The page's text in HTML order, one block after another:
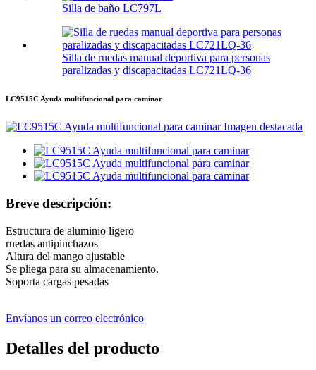
Silla de baño LC797L
Silla de ruedas manual deportiva para personas
paralizadas y discapacitadas LC721LQ-36
LC9515C Ayuda multifuncional para caminar
Breve descripción:
Estructura de aluminio ligero
ruedas antipinchazos
Altura del mango ajustable
Se pliega para su almacenamiento.
Soporta cargas pesadas
Envíanos un correo electrónico
Detalles del producto